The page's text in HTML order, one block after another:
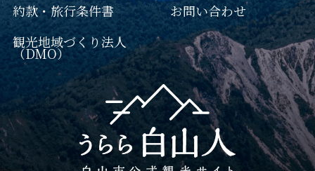
約款・旅行条件書
観光地域づくり法人
（DMO）
お問い合わせ